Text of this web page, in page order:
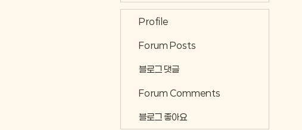
Profile
Forum Posts
블로그 댓글
Forum Comments
블로그 좋아요